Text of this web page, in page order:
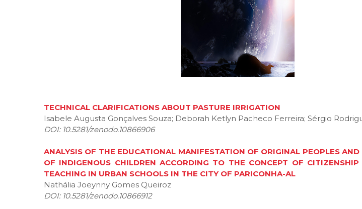
TECHNICAL CLARIFICATIONS ABOUT PASTURE IRRIGATION
Isabele Augusta Gonçalves Souza; Deborah Ketlyn Pacheco Ferreira; Sérgio
DOI: 10.5281/zenodo.10866906
ANALYSIS OF THE EDUCATIONAL MANIFESTATION OF ORIGINAL PEOPLES AND
OF INDIGENOUS CHILDREN ACCORDING TO THE CONCEPT OF
TEACHING IN URBAN SCHOOLS IN THE CITY OF PARICONHA-AL
Nathália Joeynny Gomes Queiroz
DOI: 10.5281/zenodo.10866912